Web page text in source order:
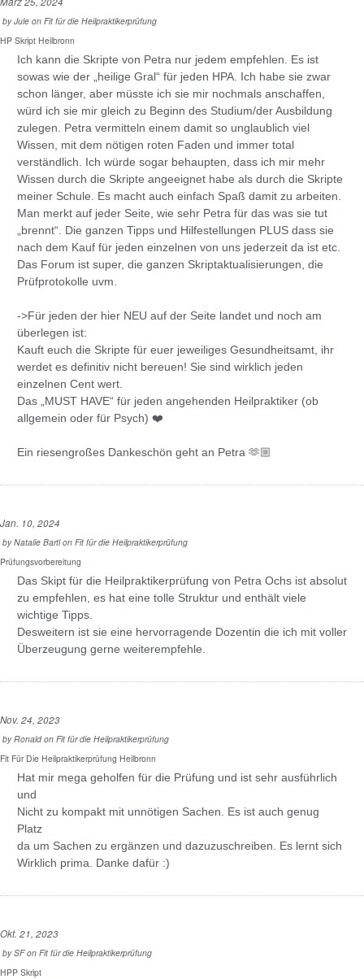
byJule on Fit für die Heilpraktikerprüfung
HP Skript Heilbronn
Ich kann die Skripte von Petra nur jedem empfehlen. Es ist
sowas wie der „heilige Gral“ für jeden HPA. Ich habe sie zwar
schon länger, aber müsste ich sie mir nochmals anschaffen,
würd ich sie mir gleich zu Beginn des Studium/der Ausbildung
zulegen. Petra vermitteln einem damit so unglaublich viel
Wissen, mit dem nötigen roten Faden und immer total
verständlich. Ich würde sogar behaupten, dass ich mir mehr
Wissen durch die Skripte angeeignet habe als durch die Skripte
meiner Schule. Es macht auch einfach Spaß damit zu arbeiten.
Man merkt auf jeder Seite, wie sehr Petra für das was sie tut
„brennt“. Die ganzen Tipps und Hilfestellungen PLUS dass sie
nach dem Kauf für jeden einzelnen von uns jederzeit da ist etc.
Das Forum ist super, die ganzen Skriptaktualisierungen, die
Prüfprotokolle uvm.
->Für jeden der hier NEU auf der Seite landet und noch am
überlegen ist:
Kauft euch die Skripte für euer jeweiliges Gesundheitsamt, ihr
werdet es definitiv nicht bereuen! Sie sind wirklich jeden
einzelnen Cent wert.
Das „MUST HAVE“ für jeden angehenden Heilpraktiker (ob
allgemein oder für Psych) ❤️
Ein riesengroßes Dankeschön geht an Petra 🫶🏼
Jan. 10, 2024
byNatalie Bartlon Fit für die Heilpraktikerprüfung
Prüfungsvorbereitung
Das Skipt für die Heilpraktikerprüfung von Petra Ochs ist absolut
zu empfehlen, es hat eine tolle Struktur und enthält viele
wichtige Tipps.
Desweitern ist sie eine hervorragende Dozentin die ich mit voller
Überzeugung gerne weiterempfehle.
Nov. 24, 2023
byRonald on Fit für die Heilpraktikerprüfung
Fit Für Die Heilpraktikerprüfung Heilbronn
Hat mir mega geholfen für die Prüfung und ist sehr ausführlich
und
Nicht zu kompakt mit unnötigen Sachen. Es ist auch genug
Platz
da um Sachen zu ergänzen und dazuzuschreiben. Es lernt sich
Wirklich prima. Danke dafür :)
Okt. 21, 2023
bySFon Fit für die Heilpraktikerprüfung
HPP Skript